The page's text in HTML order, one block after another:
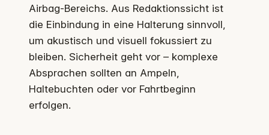
Airbag-Bereichs. Aus Redaktionssicht ist
die Einbindung in eine Halterung sinnvoll,
um akustisch und visuell fokussiert zu
bleiben. Sicherheit geht vor – komplexe
Absprachen sollten an Ampeln,
Haltebuchten oder vor Fahrtbeginn
erfolgen.